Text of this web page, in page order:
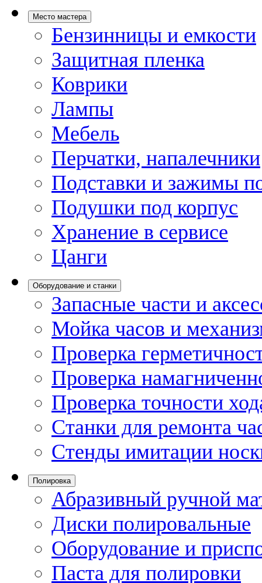
Место мастера
Бензинницы и емкости
Защитная пленка
Коврики
Лампы
Мебель
Перчатки, напалечники
Подставки и зажимы
Подушки под корпус
Хранение в сервисе
Цанги
Оборудование и станки
Запасные части и
Мойка часов и
Проверка
Проверка
Проверка точности
Станки для ремонта
Стенды имитации
Полировка
Абразивный ручной
Диски полировальные
Оборудование и
Паста для полировки